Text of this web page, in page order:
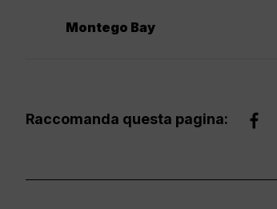
Montego Bay
Raccomanda questa pagina: